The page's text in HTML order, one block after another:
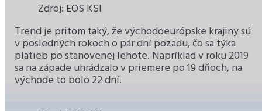
Zdroj: EOS KSI
Trend je pritom taký, že východoeurópske krajiny sú
v posledných rokoch o pár dní pozadu, čo sa týka
platieb po stanovenej lehote. Napríklad v roku 2019
sa na západe uhrádzalo v priemere po 19 dňoch, na
východe to bolo 22 dní.